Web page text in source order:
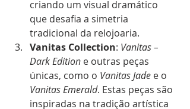
criando um visual dramático
que desafia a simetria
tradicional da relojoaria.
Vanitas Collection: Vanitas –
Dark Edition e outras peças
únicas, como o Vanitas Jade e o
Vanitas Emerald. Estas peças são
inspiradas na tradição artística